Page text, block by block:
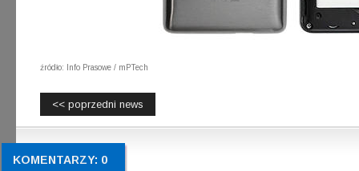
źródło: Info Prasowe / mPTech
<< poprzedni news
KOMENTARZY: 0